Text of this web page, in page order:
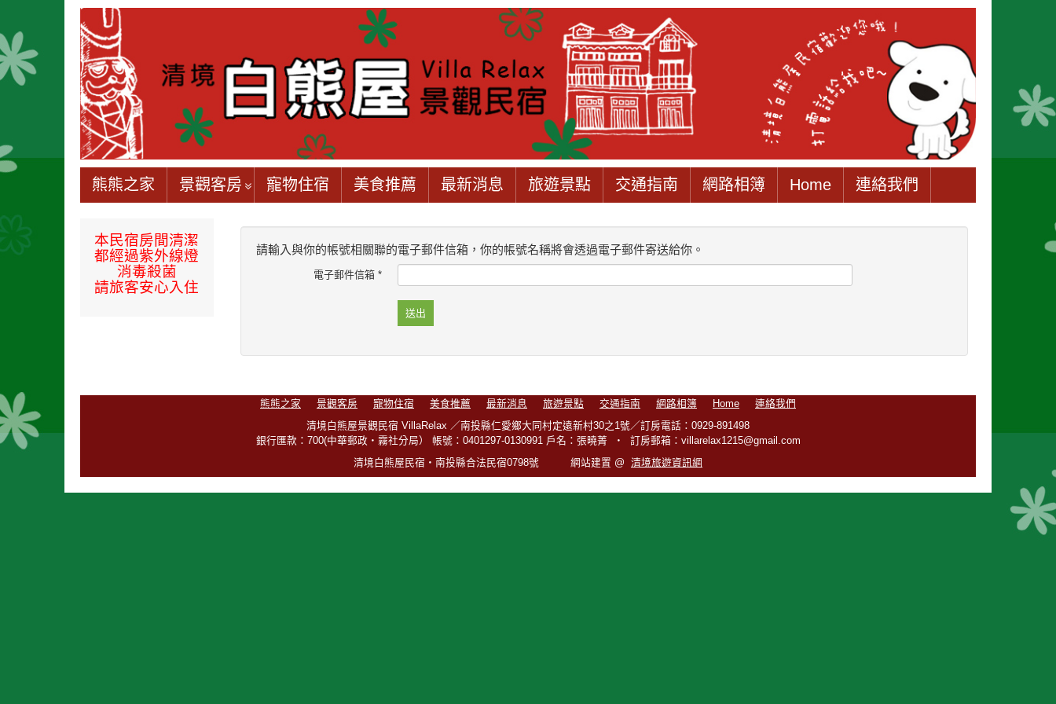
熊熊之家 景觀客房 寵物住宿 美食推薦 最新消息 旅遊景點 交通指南 網路相簿 Home 連絡我們
本民宿房間清潔
都經過紫外線燈
消毒殺菌
請旅客安心入住
請輸入與你的帳號相關聯的電子郵件信箱，你的帳號名稱將會透過電子郵件寄送給你。
電子郵件信箱 *
送出
熊熊之家 景觀客房 寵物住宿 美食推薦 最新消息 旅遊景點 交通指南 網路相簿 Home
連絡我們
清境白熊屋景觀民宿 VillaRelax ／南投縣仁愛鄉大同村定遠新村30之1號／訂房電話：0929-891498
銀行匯款：700(中華郵政‧霧社分局） 帳號：0401297-0130991 戶名：張曉菁 ‧ 訂房郵箱：villarelax1215@gmail.com
清境白熊屋民宿‧南投縣合法民宿0798號 網站建置 @ 清境旅遊資訊網